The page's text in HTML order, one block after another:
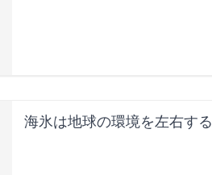
海氷は地球の環境を左右する